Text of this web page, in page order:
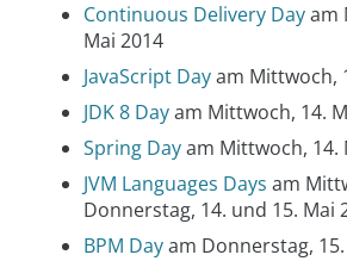
Continuous Delivery Dayam
Mai 2014
JavaScript Dayam Mittwoch,
JDK 8 Dayam Mittwoch, 14.
Spring Dayam Mittwoch, 14.
JVM Languages Days am
Donnerstag, 14. und 15. Mai
BPM Dayam Donnerstag,